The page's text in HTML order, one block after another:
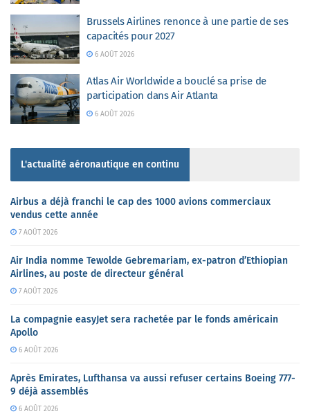
Brussels Airlines renonce à une partie de ses
capacités pour 2027
6 AOÛT 2026
Atlas Air Worldwide a bouclé sa prise de
participation dans Air Atlanta
6 AOÛT 2026
L'actualité aéronautique en continu
Airbus a déjà franchi le cap des 1000 avions commerciaux
vendus cette année
7 AOÛT 2026
Air India nomme Tewolde Gebremariam, ex-patron d’Ethiopian
Airlines, au poste de directeur général
7 AOÛT 2026
La compagnie easyJet sera rachetée par le fonds américain
Apollo
6 AOÛT 2026
Après Emirates, Lufthansa va aussi refuser certains Boeing 777-
9 déjà assemblés
6 AOÛT 2026